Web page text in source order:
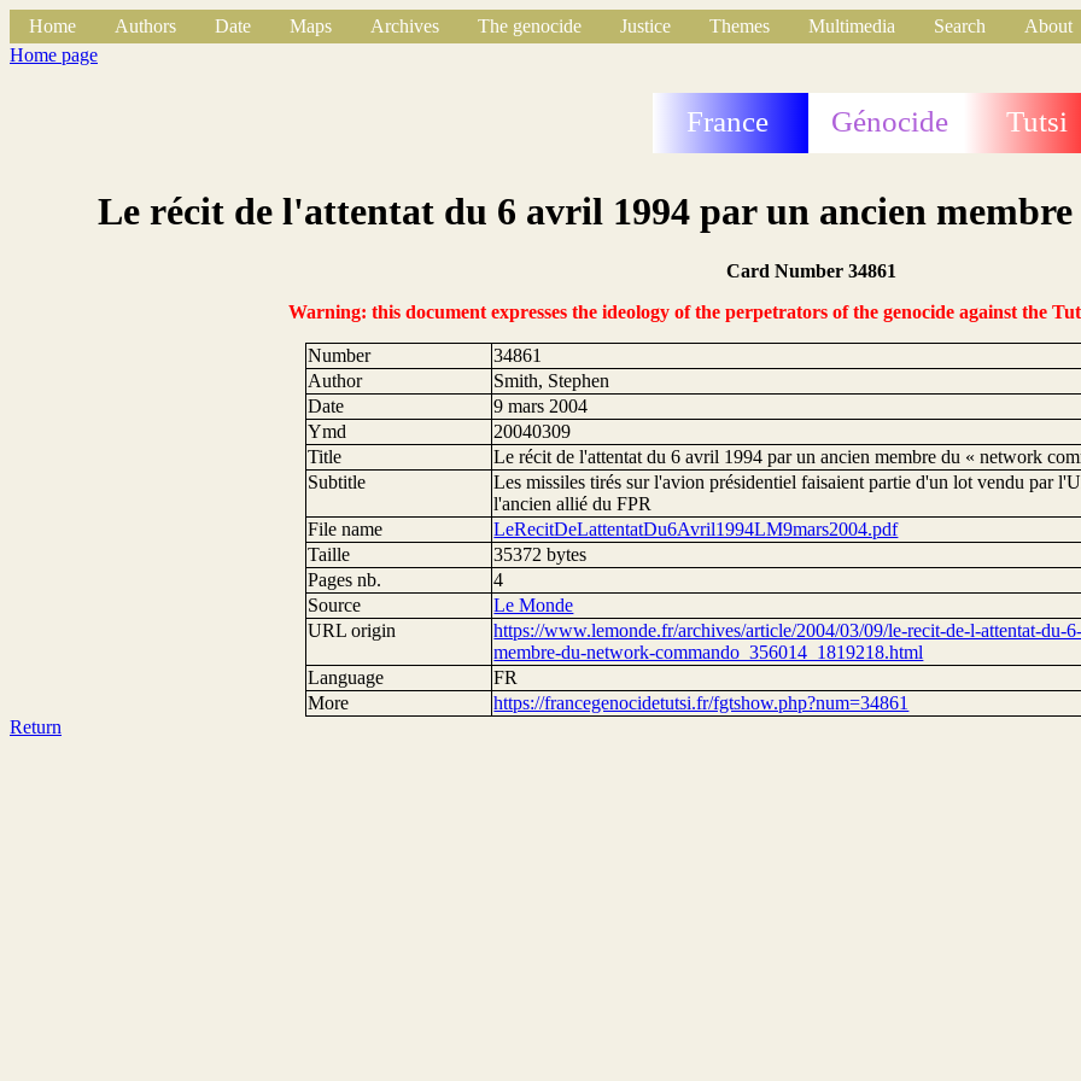
Home Authors Date Maps Archives The genocide Justice Themes Multimedia Search
About
Home page
France Génocide Tutsi
Le récit de l'attentat du 6 avril 1994 par un ancien
Card Number 34861
Warning: this document expresses the ideology of the perpetrators of the genocide against the
Number
34861
Author
Smith, Stephen
Date
9 mars 2004
Ymd
20040309
Title
Le récit de l'attentat du 6 avril 1994 par un ancien membre du « network
Subtitle
Les missiles tirés sur l'avion présidentiel faisaient partie d'un lot vendu par
l'ancien allié du FPR
File name
LeRecitDeLattentatDu6Avril1994LM9mars2004.pdf
Taille
35372 bytes
Pages nb.
4
Source
Le Monde
URL origin
https://www.lemonde.fr/archives/article/2004/03/09/le-recit-de-l-attentat-du-
membre-du-network-commando_356014_1819218.html
Language
FR
More
https://francegenocidetutsi.fr/fgtshow.php?num=34861
Return